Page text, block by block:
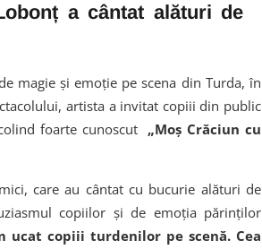
a cântat alături de
magie și emoție pe scena din Turda, în
artista a invitat copiii din public
foarte cunoscut „Moș Crăciun cu
care au cântat cu bucurie alături de
copiilor și de emoția părinților
ucat copiii turdenilor pe scenă. Cea